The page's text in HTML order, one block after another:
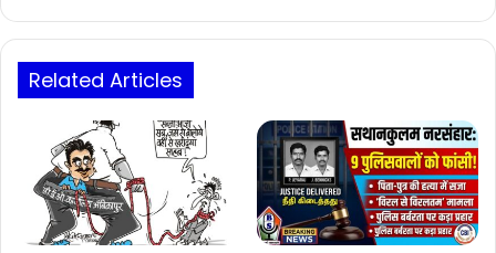
जेल
Related Articles